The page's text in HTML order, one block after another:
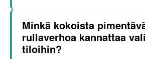
Minkä kokoista
rullaverhoa kannattaa
tiloihin?